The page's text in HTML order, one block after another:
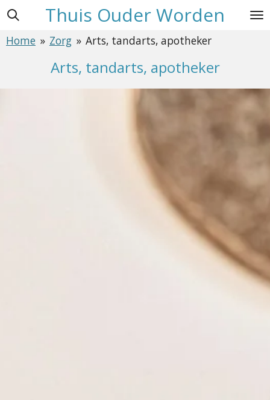
Ga
naar
hoofdinhoud
Thuis Ouder Worden
Home » Zorg » Arts, tandarts, apotheker
Arts, tandarts, apotheker